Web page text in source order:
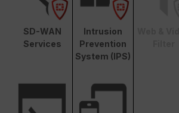
SD-WAN
Services
Intrusion
Prevention
System (IPS)